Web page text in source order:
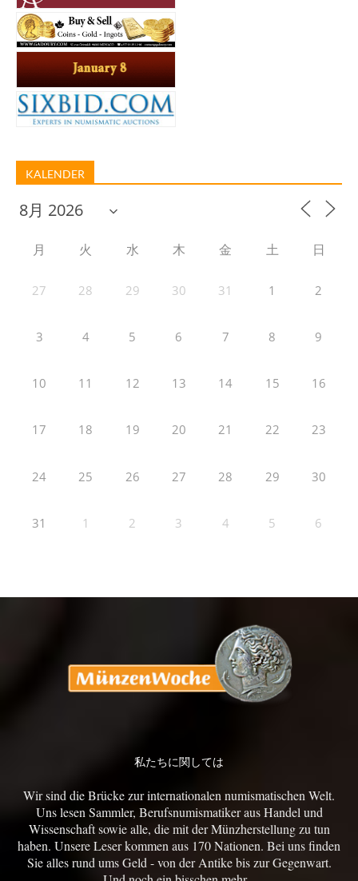
KALENDER
月 火 水 木 金 土 日
27 28 29 30 31 1 2
3 4 5 6 7 8 9
10 11 12 13 14 15 16
17 18 19 20 21 22 23
24 25 26 27 28 29 30
31 1 2 3 4 5 6
私たちに関しては
Wir sind die Brücke zur internationalen numismatischen Welt.
Uns lesen Sammler, Berufsnumismatiker aus Handel und
Wissenschaft sowie alle, die mit der Münzherstellung zu tun
haben. Unsere Leser kommen aus 170 Nationen. Bei uns finden
Sie alles rund ums Geld - von der Antike bis zur Gegenwart.